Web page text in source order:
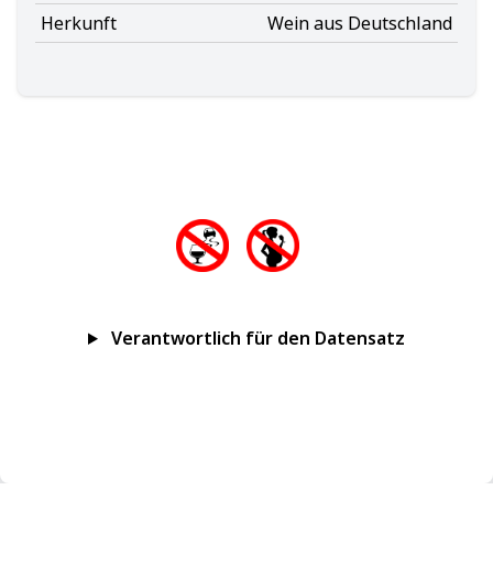
Herkunft
Wein aus Deutschland
Verantwortlich für den Datensatz